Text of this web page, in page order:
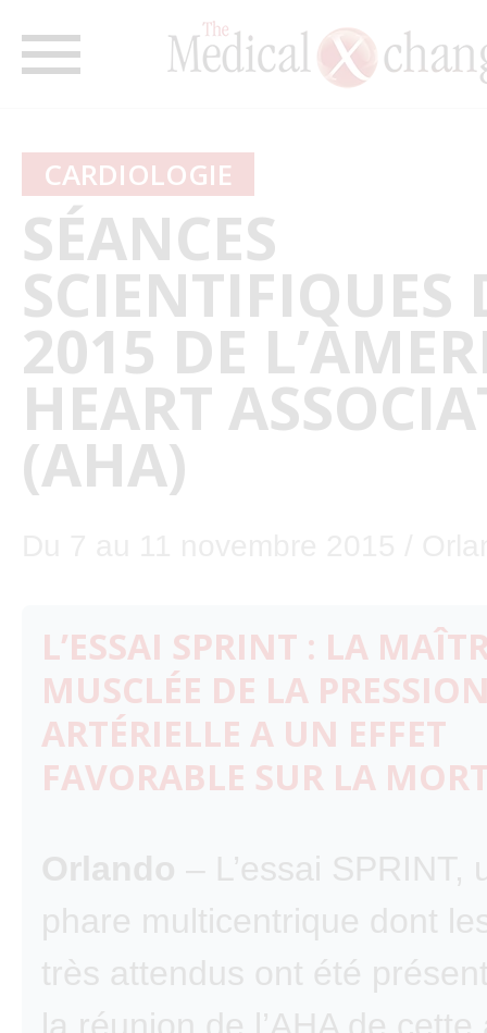
CARDIOLOGIE
SÉANCES
SCIENTIFIQUES
2015 DE
HEART
(AHA)
L’ESSAI SPRINT : LA
MUSCLÉE DE LA
ARTÉRIELLE A UN EFFET
FAVORABLE SUR LA
Orlando – L’essai SPRINT,
phare multicentrique dont
très attendus ont été
la réunion de l’AHA de cette